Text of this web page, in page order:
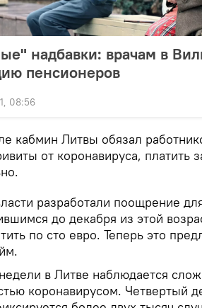
надбавки: врачам в
пенсионеров
08:56
кабмин Литвы обязал
от коронавируса, платить
разработали поощрение
до декабря из этой
по сто евро. Теперь это
в Литве наблюдается
коронавирусом. Четвертый